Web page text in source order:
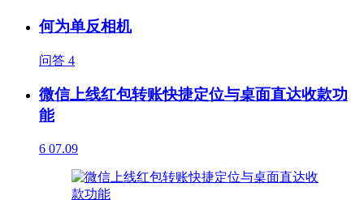
何为单反相机
问答 4
微信上线红包转账快捷定位与桌面直达收款功
能
6 07.09